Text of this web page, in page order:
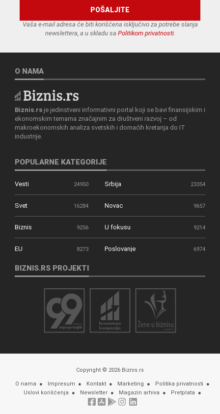
Vaša e-mail adresa će biti korišćena isključivo za potrebe slanja
newslettera, a u skladu sa Politikom privatnosti.
O NAMA
Biznis.rs je jedinstveni informativni portal koji se bavi finansijskim i
ekonomskim temama značajnim za društveni razvoj – od
makroekonomskih analiza svetskih i domaćih kretanja do IT
industrije.
POPULARNE KATEGORIJE
Vesti 24950 Srbija 23354
Svet 16284 Novac 9657
Biznis 9256 U fokusu 9214
EU 8273 Poslovanje 6974
BIZNIS.RS PROJEKTI
Copyright © 2026 Biznis.rs
O nama Impresum Kontakt Marketing
Politika privatnosti
Uslovi korišćenja
Newsletter Magazin arhiva Pretplata